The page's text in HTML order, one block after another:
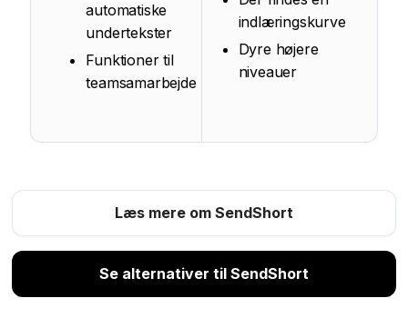
automatiske
undertekster
Funktioner til
teamsamarbejde
indlæringskurve
Dyre højere
niveauer
Læs mere om SendShort
Se alternativer til SendShort